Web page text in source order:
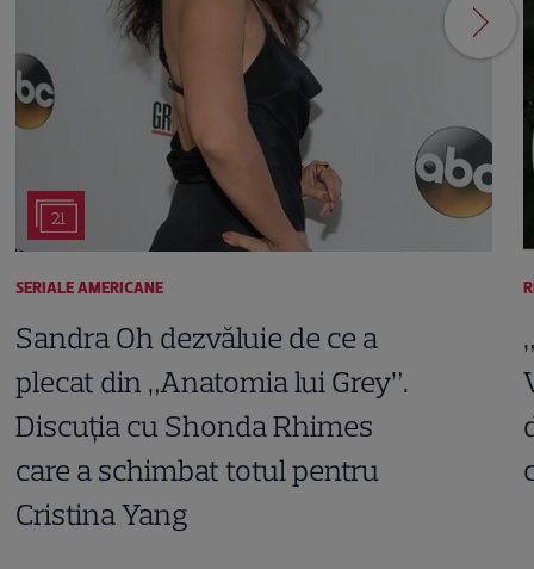
21
SERIALE AMERICANE
Sandra Oh dezvăluie de ce a
plecat din „Anatomia lui Grey”.
Discuția cu Shonda Rhimes
care a schimbat totul pentru
Cristina Yang